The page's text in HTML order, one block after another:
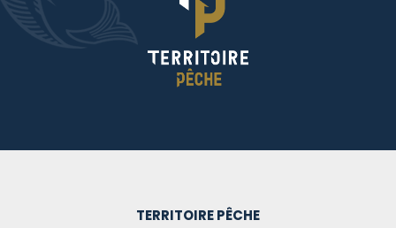
TERRITOIRE PÊCHE